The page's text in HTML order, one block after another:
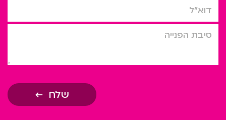
דוא”ל
סיבת הפניה
שלח